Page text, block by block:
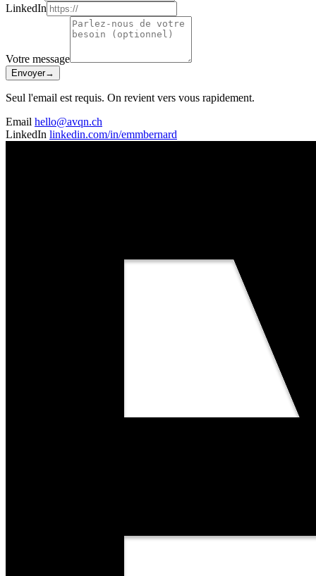
LinkedIn
Votre message
Envoyer→
Seul l'email est requis. On revient vers vous rapidement.
Email hello@avqn.ch
LinkedIn linkedin.com/in/emmbernard